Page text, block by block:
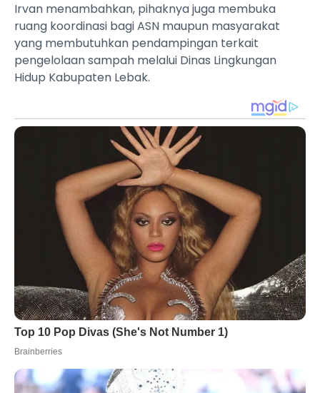
Irvan menambahkan, pihaknya juga membuka
ruang koordinasi bagi ASN maupun masyarakat
yang membutuhkan pendampingan terkait
pengelolaan sampah melalui Dinas Lingkungan
Hidup Kabupaten Lebak.